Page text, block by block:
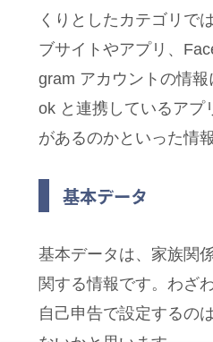
くりとしたカテゴリで
ブサイトやアプリ、
gram アカウントの情
ok と連携しているアプ
があるのかといった情
基本データ
基本データは、家族関
関する情報です。わざ
自己申告で設定するの